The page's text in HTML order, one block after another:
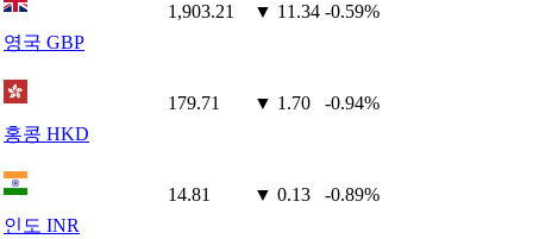
영국 GBP
1,903.21 ▼ 11.34 -0.59%
홍콩 HKD
179.71 ▼ 1.70 -0.94%
인도 INR
14.81 ▼ 0.13 -0.89%